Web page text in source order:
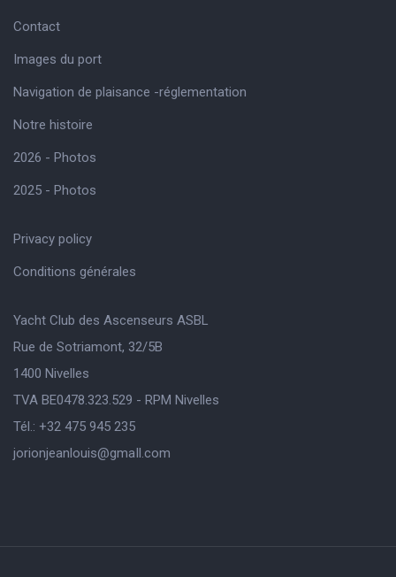
Contact
Images du port
Navigation de plaisance -réglementation
Notre histoire
2026 - Photos
2025 - Photos
Privacy policy
Conditions générales
Yacht Club des Ascenseurs ASBL
Rue de Sotriamont, 32/5B
1400 Nivelles
TVA BE0478.323.529 - RPM Nivelles
Tél.: +32 475 945 235
jorionjeanlouis@gmaIl.com